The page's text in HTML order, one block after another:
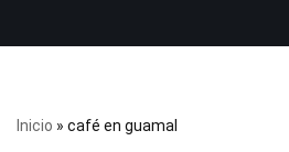
Inicio » café en guamal